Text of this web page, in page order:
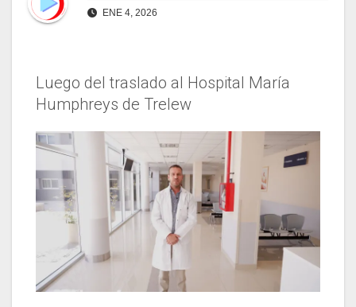
ENE 4, 2026
Luego del traslado al Hospital María
Humphreys de Trelew